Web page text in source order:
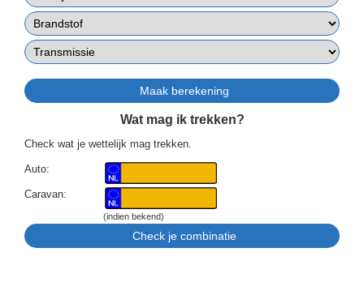
Wat mag ik trekken?
Check wat je wettelijk mag trekken.
Auto:
Caravan:
(indien bekend)